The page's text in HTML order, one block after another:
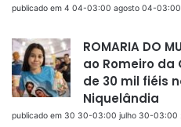
publicado em 4 04-03:00 agosto 04-
ROMARIA DO
ao Romeiro da
de 30 mil fiéis
Niquelândia
publicado em 30 30-03:00 julho 30-03:00